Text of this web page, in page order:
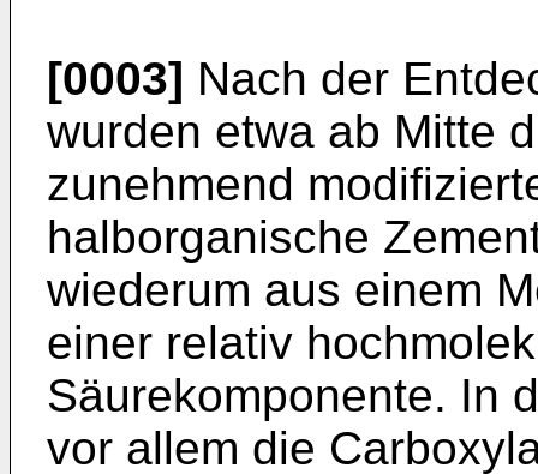
[0003] Nach der
wurden etwa ab Mitte
zunehmend
halborganische
wiederum aus einem
einer relativ
Säurekomponente. In
vor allem die